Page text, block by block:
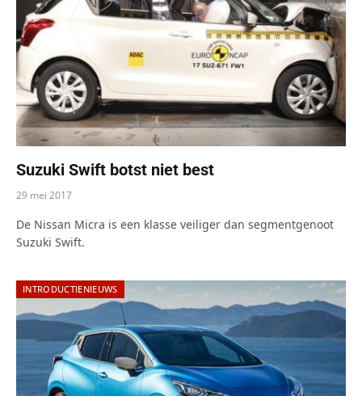
Suzuki Swift botst niet best
29 mei 2017
De Nissan Micra is een klasse veiliger dan segmentgenoot
Suzuki Swift.
INTRODUCTIENIEUWS